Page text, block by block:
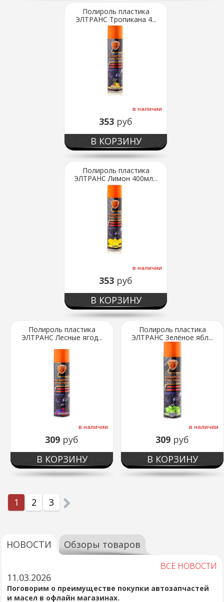
Полироль пластика
ЭЛТРАНС Тропикана 4...
в наличии
353 руб
В КОРЗИНУ
Полироль пластика
ЭЛТРАНС Лимон 400мл...
в наличии
353 руб
В КОРЗИНУ
Полироль пластика
ЭЛТРАНС Лесные ягод...
в наличии
309 руб
В КОРЗИНУ
Полироль пластика
ЭЛТРАНС Зелёное ябл...
в наличии
309 руб
В КОРЗИНУ
1 2 3
НОВОСТИ Обзоры товаров
ВСЕ НОВОСТИ
11.03.2026
Поговорим о преимуществе покупки автозапчастей
и масел в офлайн магазинах.